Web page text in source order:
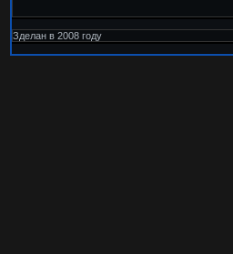
Зделан в 2008 году